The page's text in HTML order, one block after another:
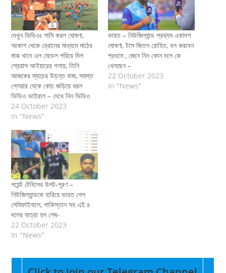
দেখুন ভিডিওঃ শামি করল ঘোষণা,
আকাশ থেকে ড্রোনের মাধ্যমে মাঠের
মাঝ খানে এল মেডেল পরিয়ে দিল
শ্রেয়াস আইয়ারের গলায়, তিনি
আজকের ম্যাচের উড়ন্ত বাজ, সমস্ত
প্লেয়ার থেকে কোচ জড়িয়ে ধরল
ভিডিও ভাইরাল – দেখে নিন ভিডিও
24 October 2023
In "News"
ভারত – নিউজিল্যান্ড প্রথ্যম একাদশ
ঘোষণা, টসে জিতল রোহিত, বল করবেন
প্রথমে , জেনে নিন কোন দলে কে
খেলছেন –
22 October 2023
In "News"
পয়েন্ট টেবিলের উলট-পূরণ –
নিউজিল্যান্ডকে হারিয়ে ভারত গেল
সেমিফাইনালে, পাকিস্তান সহ এই ৪
দলের যাত্রা হল শেষ-
22 October 2023
In "News"